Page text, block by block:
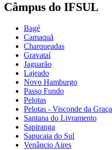
Câmpus do IFSUL
Bagé
Camaquã
Charqueadas
Gravataí
Jaguarão
Lajeado
Novo Hamburgo
Passo Fundo
Pelotas
Pelotas - Visconde da Graça
Santana do Livramento
Sapiranga
Sapucaia do Sul
Venâncio Aires